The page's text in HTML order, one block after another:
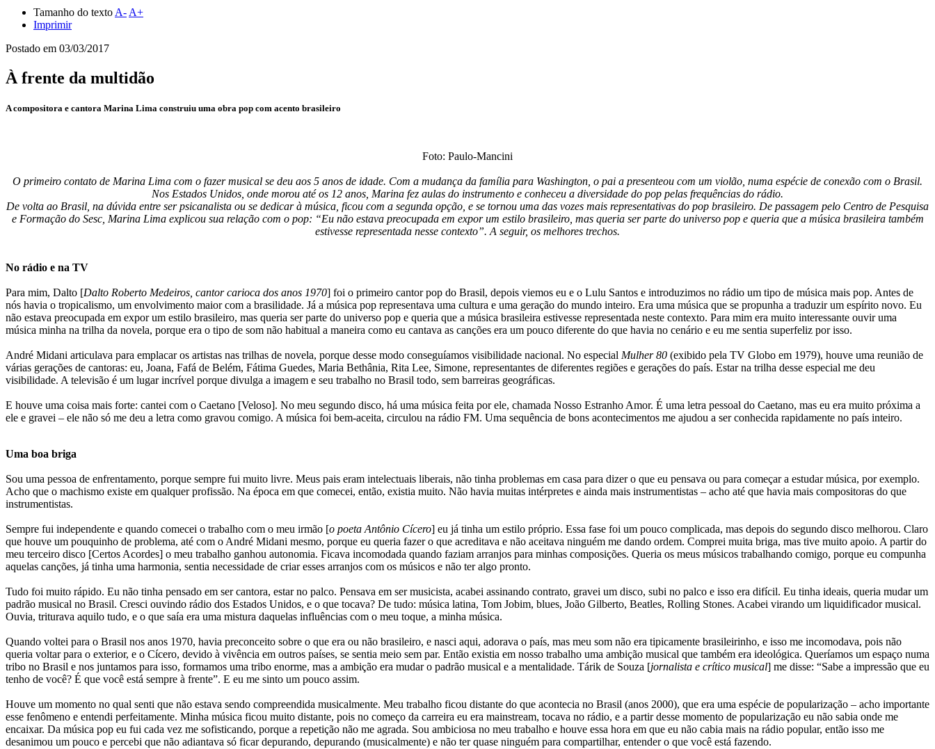
Tamanho do texto A- A+
Imprimir
Postado em 03/03/2017
À frente da multidão
A compositora e cantora Marina Lima construiu uma obra pop com acento brasileiro
Foto: Paulo-Mancini
O primeiro contato de Marina Lima com o fazer musical se deu aos 5 anos de idade. Com a mudança da família para Washington, o pai a presenteou com um violão, numa espécie de conexão com o Brasil.
Nos Estados Unidos, onde morou até os 12 anos, Marina fez aulas do instrumento e conheceu a diversidade do pop pelas frequências do rádio.
De volta ao Brasil, na dúvida entre ser psicanalista ou se dedicar à música, ficou com a segunda opção, e se tornou uma das vozes mais representativas do pop brasileiro. De passagem pelo Centro de Pesquisa
e Formação do Sesc, Marina Lima explicou sua relação com o pop: “Eu não estava preocupada em expor um estilo brasileiro, mas queria ser parte do universo pop e queria que a música brasileira também
estivesse representada nesse contexto”. A seguir, os melhores trechos.
No rádio e na TV
Para mim, Dalto [Dalto Roberto Medeiros, cantor carioca dos anos 1970] foi o primeiro cantor pop do Brasil, depois viemos eu e o Lulu Santos e introduzimos no rádio um tipo de música mais pop. Antes de
nós havia o tropicalismo, um envolvimento maior com a brasilidade. Já a música pop representava uma cultura e uma geração do mundo inteiro. Era uma música que se propunha a traduzir um espírito novo. Eu
não estava preocupada em expor um estilo brasileiro, mas queria ser parte do universo pop e queria que a música brasileira estivesse representada neste contexto. Para mim era muito interessante ouvir uma
música minha na trilha da novela, porque era o tipo de som não habitual a maneira como eu cantava as canções era um pouco diferente do que havia no cenário e eu me sentia superfeliz por isso.
André Midani articulava para emplacar os artistas nas trilhas de novela, porque desse modo conseguíamos visibilidade nacional. No especial Mulher 80 (exibido pela TV Globo em 1979), houve uma reunião de
várias gerações de cantoras: eu, Joana, Fafá de Belém, Fátima Guedes, Maria Bethânia, Rita Lee, Simone, representantes de diferentes regiões e gerações do país. Estar na trilha desse especial me deu
visibilidade. A televisão é um lugar incrível porque divulga a imagem e seu trabalho no Brasil todo, sem barreiras geográficas.
E houve uma coisa mais forte: cantei com o Caetano [Veloso]. No meu segundo disco, há uma música feita por ele, chamada Nosso Estranho Amor. É uma letra pessoal do Caetano, mas eu era muito próxima a
ele e gravei – ele não só me deu a letra como gravou comigo. A música foi bem-aceita, circulou na rádio FM. Uma sequência de bons acontecimentos me ajudou a ser conhecida rapidamente no país inteiro.
Uma boa briga
Sou uma pessoa de enfrentamento, porque sempre fui muito livre. Meus pais eram intelectuais liberais, não tinha problemas em casa para dizer o que eu pensava ou para começar a estudar música, por exemplo.
Acho que o machismo existe em qualquer profissão. Na época em que comecei, então, existia muito. Não havia muitas intérpretes e ainda mais instrumentistas – acho até que havia mais compositoras do que
instrumentistas.
Sempre fui independente e quando comecei o trabalho com o meu irmão [o poeta Antônio Cícero] eu já tinha um estilo próprio. Essa fase foi um pouco complicada, mas depois do segundo disco melhorou. Claro
que houve um pouquinho de problema, até com o André Midani mesmo, porque eu queria fazer o que acreditava e não aceitava ninguém me dando ordem. Comprei muita briga, mas tive muito apoio. A partir do
meu terceiro disco [Certos Acordes] o meu trabalho ganhou autonomia. Ficava incomodada quando faziam arranjos para minhas composições. Queria os meus músicos trabalhando comigo, porque eu compunha
aquelas canções, já tinha uma harmonia, sentia necessidade de criar esses arranjos com os músicos e não ter algo pronto.
Tudo foi muito rápido. Eu não tinha pensado em ser cantora, estar no palco. Pensava em ser musicista, acabei assinando contrato, gravei um disco, subi no palco e isso era difícil. Eu tinha ideais, queria mudar um
padrão musical no Brasil. Cresci ouvindo rádio dos Estados Unidos, e o que tocava? De tudo: música latina, Tom Jobim, blues, João Gilberto, Beatles, Rolling Stones. Acabei virando um liquidificador musical.
Ouvia, triturava aquilo tudo, e o que saía era uma mistura daquelas influências com o meu toque, a minha música.
Quando voltei para o Brasil nos anos 1970, havia preconceito sobre o que era ou não brasileiro, e nasci aqui, adorava o país, mas meu som não era tipicamente brasileirinho, e isso me incomodava, pois não
queria voltar para o exterior, e o Cícero, devido à vivência em outros países, se sentia meio sem par. Então existia em nosso trabalho uma ambição musical que também era ideológica. Queríamos um espaço numa
tribo no Brasil e nos juntamos para isso, formamos uma tribo enorme, mas a ambição era mudar o padrão musical e a mentalidade. Tárik de Souza [jornalista e crítico musical] me disse: “Sabe a impressão que eu
tenho de você? É que você está sempre à frente”. E eu me sinto um pouco assim.
Houve um momento no qual senti que não estava sendo compreendida musicalmente. Meu trabalho ficou distante do que acontecia no Brasil (anos 2000), que era uma espécie de popularização – acho importante
esse fenômeno e entendi perfeitamente. Minha música ficou muito distante, pois no começo da carreira eu era mainstream, tocava no rádio, e a partir desse momento de popularização eu não sabia onde me
encaixar. Da música pop eu fui cada vez me sofisticando, porque a repetição não me agrada. Sou ambiciosa no meu trabalho e houve essa hora em que eu não cabia mais na rádio popular, então isso me
desanimou um pouco e percebi que não adiantava só ficar depurando, depurando (musicalmente) e não ter quase ninguém para compartilhar, entender o que você está fazendo.